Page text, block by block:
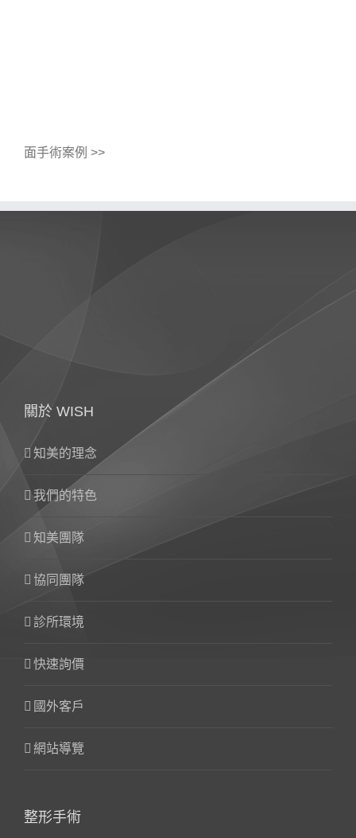
面手術案例 >>
關於 WISH
知美的理念
我們的特色
知美團隊
協同團隊
診所環境
快速詢價
國外客戶
網站導覽
整形手術